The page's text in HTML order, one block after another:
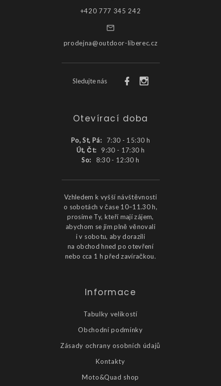
+420 777 345 242
prodejna@outdoor-liberec.cz
Sledujte nás
Otevírací doba
Po, St, Pá:
7:30 - 15:30 h
Út, Čt: 9:30 - 17:30 h
So: 8:30 - 12:30 h
Vzhledem k vyšší návštěvnosti
o sobotách v čase 10–11.30 h,
prosíme Ty, kteří mají zájem,
abychom se jim plně věnovali
i v sobotu, aby dorazili
na obchod hned po otevření
nebo cca 1 h před zavíračkou.
Informace
Tabulky velikostí
Obchodní podmínky
Zásady ochrany osobních údajů
Kontakty
Moto&Quad shop